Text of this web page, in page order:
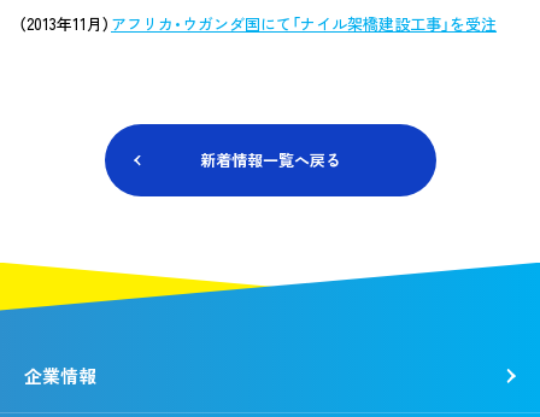
（2013年11月） アフリカ・ウガンダ国にて「ナイル架橋建設工事」を受注
新着情報一覧へ戻る
企業情報